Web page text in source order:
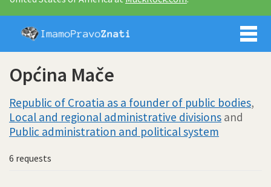
Imamo
Općina Mače
Republic of Croatia as a founder of public bodies,
Local and regional administrative divisions and
Public administration and political system
6 requests